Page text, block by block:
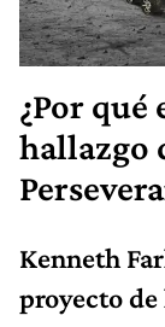
¿Por
hallazgo
Kenneth
proyecto de